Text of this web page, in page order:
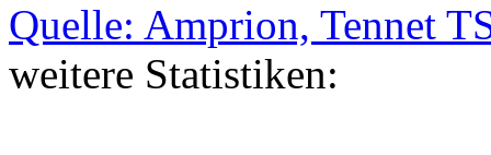
Quelle: Amprion, Tennet
weitere Statistiken: